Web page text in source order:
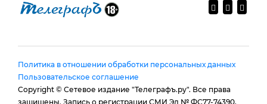
Политика в отношении обработки персональных данных
Пользовательское соглашение
Copyright © Сетевое издание "Телеграфъ.ру". Все права
защищены. Запись о регистрации СМИ Эл № ФС77-74390,